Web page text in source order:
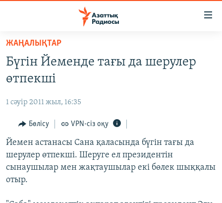
Skip
main
content
to
Navigation
Skip
to
Search
ЖАҢАЛЫҚТАР
САЯСАТ
ҚАҢТАР ОҚИҒАСЫ
АДАМ ҚҰҚЫҚТАРЫ
ӘЛЕУМЕТ
ӘЛЕМ
АРНАЙЫ ЖОБАЛАР
ЖАҢАЛЫҚТАР
Бүгін Йеменде тағы да шерулер
өтпекші
1 сәуір 2011 жыл, 16:35
Бөлісу VPN-сіз оқу
Йемен астанасы Сана қаласында бүгін тағы да
шерулер өтпекші. Шеруге ел президентін
сынаушылар мен жақтаушылар екі бөлек шыққалы
отыр.